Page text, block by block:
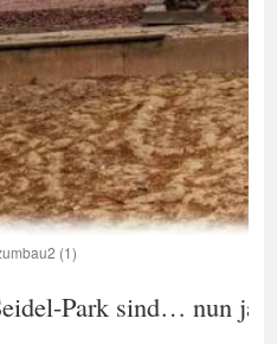
(1)
Park sind… nun ja